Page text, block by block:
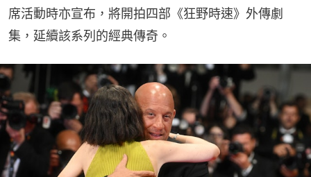
席活動時亦宣布，將開拍四部《狂野時速》外傳劇
集，延續該系列的經典傳奇。